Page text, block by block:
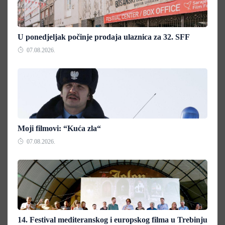
U ponedjeljak počinje prodaja ulaznica za 32. SFF
07.08.2026.
Moji filmovi: “Kuća zla“
07.08.2026.
14. Festival mediteranskog i europskog filma u Trebinju